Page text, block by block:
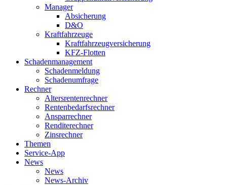
Manager
Absicherung
D&O
Kraftfahrzeuge
Kraftfahrzeugversicherung
KFZ-Flotten
Schadenmanagement
Schadenmeldung
Schadenumfrage
Rechner
Altersrentenrechner
Rentenbedarfsrechner
Ansparrechner
Renditerechner
Zinsrechner
Themen
Service-App
News
News
News-Archiv